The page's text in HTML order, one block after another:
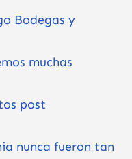
Bodegas y
muchas
post
nunca fueron tan